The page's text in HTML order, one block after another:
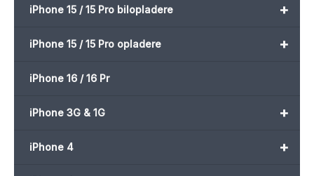
+
iPhone 15 / 15 Pro bilopladere
+
iPhone 15 / 15 Pro opladere
iPhone 16 / 16 Pr
+
iPhone 3G & 1G
+
iPhone 4